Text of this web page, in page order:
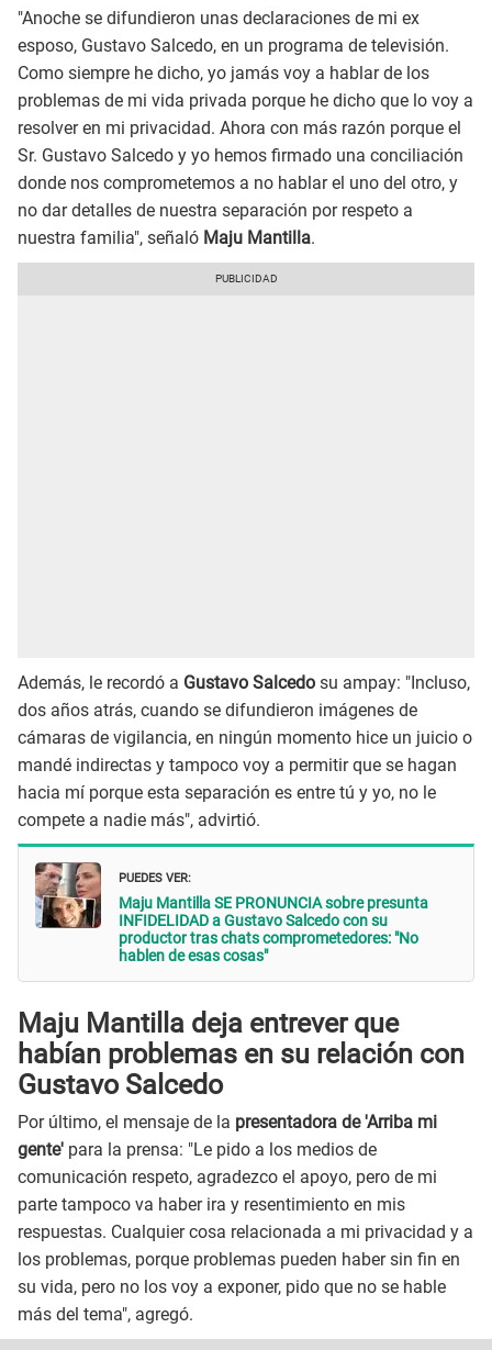
"Anoche se difundieron unas declaraciones de mi ex
esposo, Gustavo Salcedo, en un programa de televisión.
Como siempre he dicho, yo jamás voy a hablar de los
problemas de mi vida privada porque he dicho que lo voy a
resolver en mi privacidad. Ahora con más razón porque el
Sr. Gustavo Salcedo y yo hemos firmado una conciliación
donde nos comprometemos a no hablar el uno del otro, y
no dar detalles de nuestra separación por respeto a
nuestra familia", señaló Maju Mantilla.
Además, le recordó a Gustavo Salcedo su ampay: "Incluso,
dos años atrás, cuando se difundieron imágenes de
cámaras de vigilancia, en ningún momento hice un juicio o
mandé indirectas y tampoco voy a permitir que se hagan
hacia mí porque esta separación es entre tú y yo, no le
compete a nadie más", advirtió.
PUEDES VER:
Maju Mantilla SE PRONUNCIA sobre presunta
INFIDELIDAD a Gustavo Salcedo con su
productor tras chats comprometedores: "No
hablen de esas cosas"
Maju Mantilla deja entrever que
habían problemas en su relación con
Gustavo Salcedo
Por último, el mensaje de la presentadora de 'Arriba mi
gente' para la prensa: "Le pido a los medios de
comunicación respeto, agradezco el apoyo, pero de mi
parte tampoco va haber ira y resentimiento en mis
respuestas. Cualquier cosa relacionada a mi privacidad y a
los problemas, porque problemas pueden haber sin fin en
su vida, pero no los voy a exponer, pido que no se hable
más del tema", agregó.